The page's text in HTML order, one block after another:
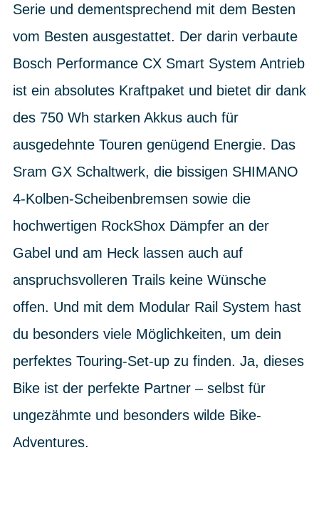
Serie und dementsprechend mit dem Besten
vom Besten ausgestattet. Der darin verbaute
Bosch Performance CX Smart System Antrieb
ist ein absolutes Kraftpaket und bietet dir dank
des 750 Wh starken Akkus auch für
ausgedehnte Touren genügend Energie. Das
Sram GX Schaltwerk, die bissigen SHIMANO
4-Kolben-Scheibenbremsen sowie die
hochwertigen RockShox Dämpfer an der
Gabel und am Heck lassen auch auf
anspruchsvolleren Trails keine Wünsche
offen. Und mit dem Modular Rail System hast
du besonders viele Möglichkeiten, um dein
perfektes Touring-Set-up zu finden. Ja, dieses
Bike ist der perfekte Partner – selbst für
ungezähmte und besonders wilde Bike-
Adventures.